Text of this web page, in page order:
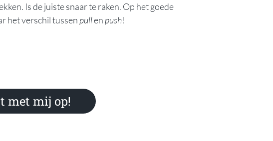
Is de juiste snaar te raken. Op het goede
het verschil tussen pullen push!
met mij op!